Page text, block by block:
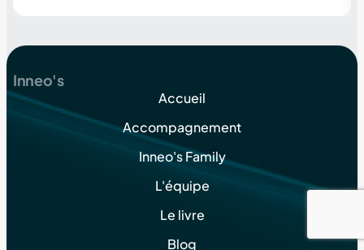
Inneo's
Accueil
Accompagnement
Inneo's Family
L'équipe
Le livre
Blog